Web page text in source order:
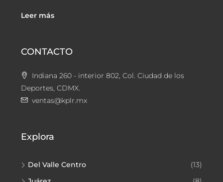
Leer más
CONTACTO
Indiana 260 - interior 802, Col. Ciudad de los
Deportes, CDMX.
ventas@kplr.mx
Explora
Del Valle Centro
(13)